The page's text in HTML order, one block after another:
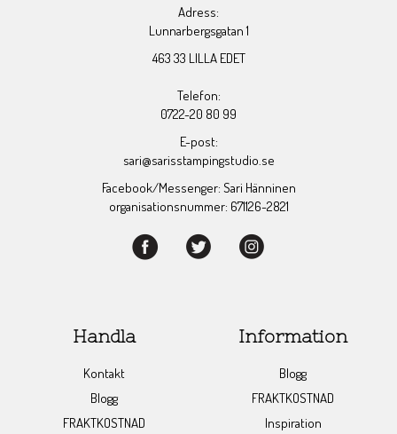
Adress:
Lunnarbergsgatan 1
463 33 LILLA EDET
Telefon:
0722-20 80 99
E-post:
sari@sarisstampingstudio.se
Facebook/Messenger: Sari Hänninen
organisationsnummer: 671126-2821
Handla
Kontakt
Blogg
FRAKTKOSTNAD
Information
Blogg
FRAKTKOSTNAD
Inspiration